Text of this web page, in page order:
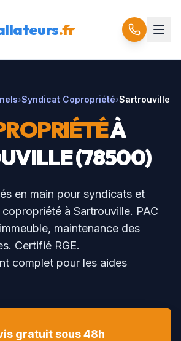
.fr
›Syndicat Copropriété›Sartrouville
À
(78500)
en main pour syndicats et
à Sartrouville. PAC
maintenance des
Certifié RGE.
complet pour les aides
gratuit sous 48h